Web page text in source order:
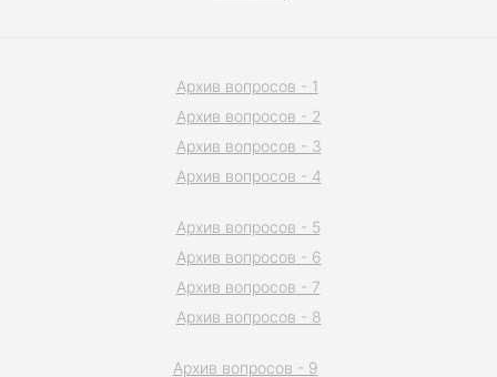
Архив вопросов - 1
Архив вопросов - 2
Архив вопросов - 3
Архив вопросов - 4
Архив вопросов - 5
Архив вопросов - 6
Архив вопросов - 7
Архив вопросов - 8
Архив вопросов - 9